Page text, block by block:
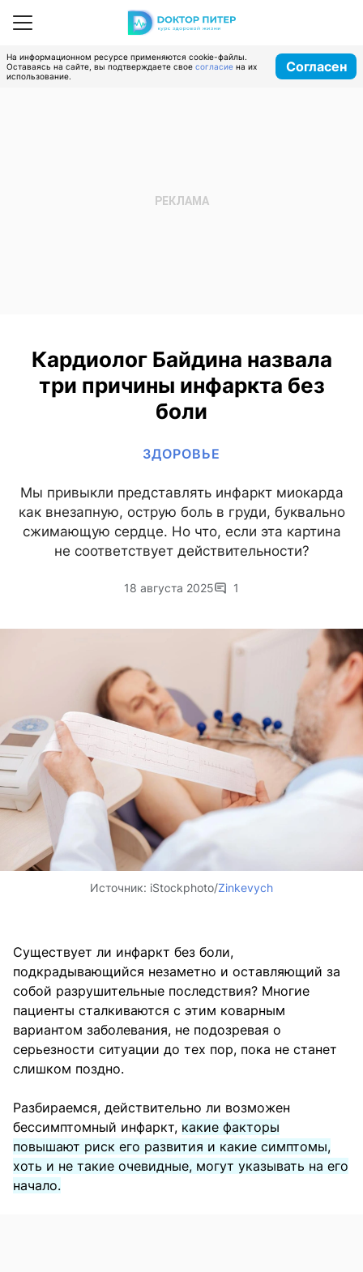
На информационном ресурсе применяются cookie-файлы.
Оставаясь на сайте, вы подтверждаете свое согласие на их
использование.
Согласен
Кардиолог Байдина назвала
три причины инфаркта без
боли
ЗДОРОВЬЕ
Мы привыкли представлять инфаркт миокарда
как внезапную, острую боль в груди, буквально
сжимающую сердце. Но что, если эта картина
не соответствует действительности?
18 августа 2025 1
Источник: iStockphoto/Zinkevych
Существует ли инфаркт без боли,
подкрадывающийся незаметно и оставляющий за
собой разрушительные последствия? Многие
пациенты сталкиваются с этим коварным
вариантом заболевания, не подозревая о
серьезности ситуации до тех пор, пока не станет
слишком поздно.
Разбираемся, действительно ли возможен
бессимптомный инфаркт, какие факторы
повышают риск его развития и какие симптомы,
хоть и не такие очевидные, могут указывать на его
начало.